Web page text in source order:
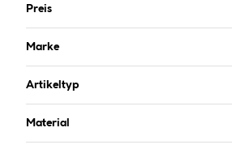
Preis
Marke
Artikeltyp
Material